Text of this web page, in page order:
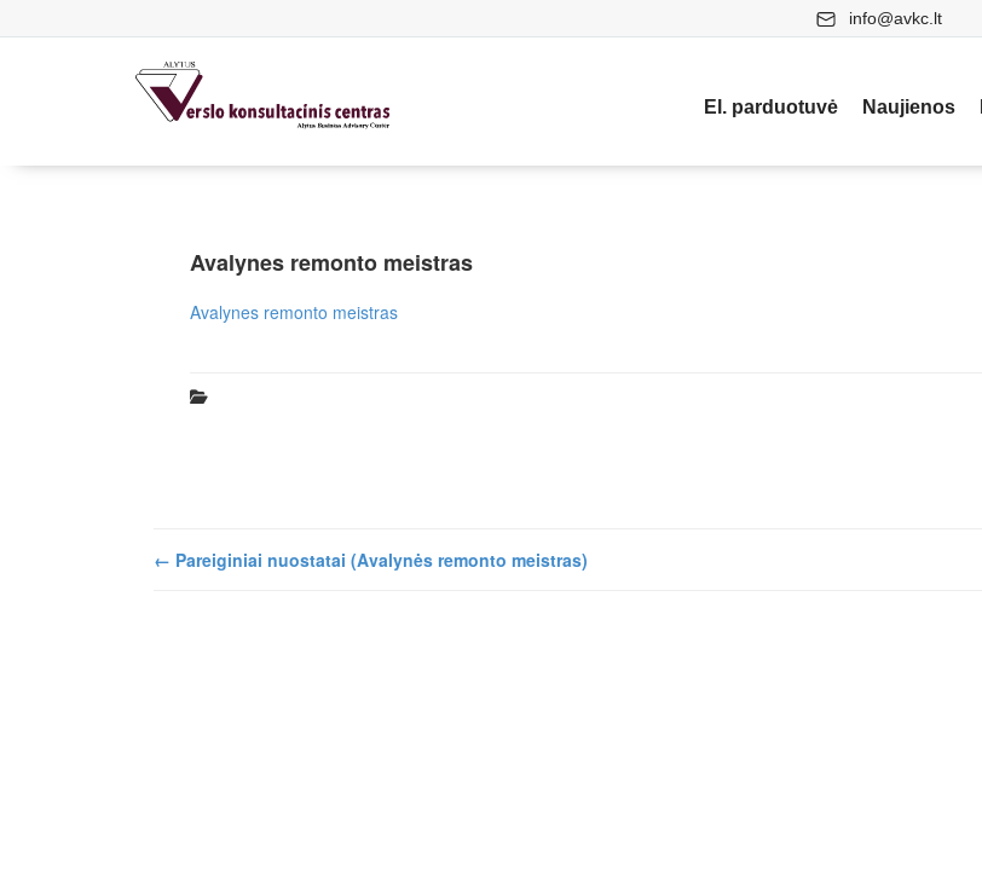
info@avkc.lt
El. parduotuvė Naujienos
Avalynes remonto meistras
Avalynes remonto meistras
← Pareiginiai nuostatai (Avalynės remonto meistras)